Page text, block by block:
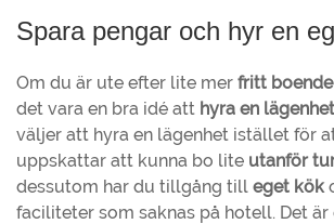
Spara pengar och hyr en
Om du är ute efter lite mer fritt boende
det vara en bra idé att hyra en lägenhet
väljer att hyra en lägenhet istället för
uppskattar att kunna bo lite utanför
dessutom har du tillgång till eget kök
faciliteter som saknas på hotell. Det